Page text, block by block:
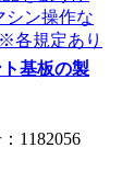
基板の製
1182056